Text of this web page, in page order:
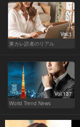
Vol.1
東カレ読者のリアル
Vol.137
World Trend News